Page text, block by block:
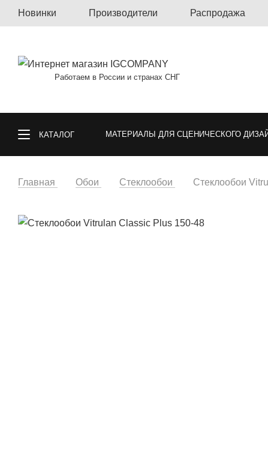
Новинки Производители Распродажа
Работаем в России и странах СНГ
КАТАЛОГ МАТЕРИАЛЫ ДЛЯ СЦЕНИЧЕСКОГО
КОВРОЛИН, КОВРОВАЯ ПЛИТКА, КОВРЫ
СПОРТИВНЫЕ ПОКРЫТИЯ
Главная Обои Стеклообои Стеклообои